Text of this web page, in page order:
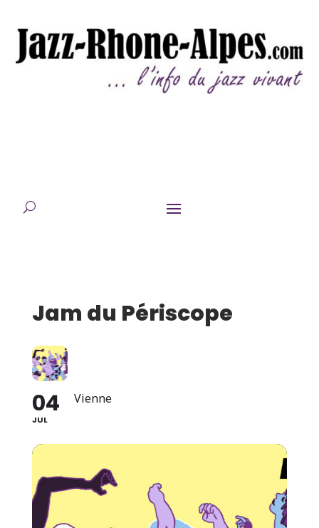
Jam du Périscope
04
JUL
Vienne